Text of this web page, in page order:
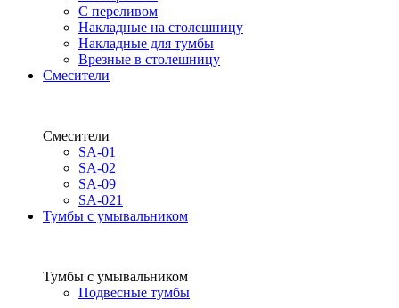
С переливом
Накладные на столешницу
Накладные для тумбы
Врезные в столешницу
Смесители
Смесители
SA-01
SA-02
SA-09
SA-021
Тумбы с умывальником
Тумбы с умывальником
Подвесные тумбы